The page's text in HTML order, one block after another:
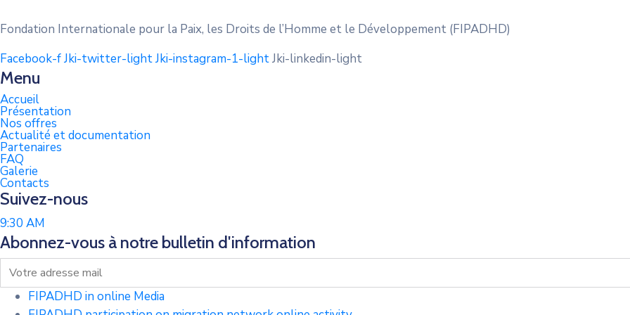
Fondation Internationale pour la Paix, les Droits de l’Homme et le Développement (FIPADHD)
Facebook-fJki-twitter-lightJki-instagram-1-lightJki-linkedin-light
Menu
Accueil
Présentation
Nos offres
Actualité et documentation
Partenaires
FAQ
Galerie
Contacts
Suivez-nous
9:30 AM
Abonnez-vous à notre bulletin d'information
FIPADHD in online Media